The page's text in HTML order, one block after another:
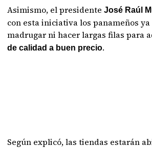
Asimismo, el presidente José Raúl
con esta iniciativa los panameños
madrugar ni hacer largas filas para
de calidad a buen precio.
Según explicó, las tiendas estarán